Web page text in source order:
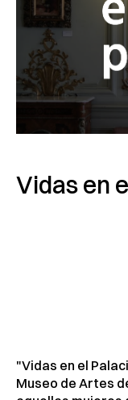
Vidas en
"Vidas en el
Museo de Artes